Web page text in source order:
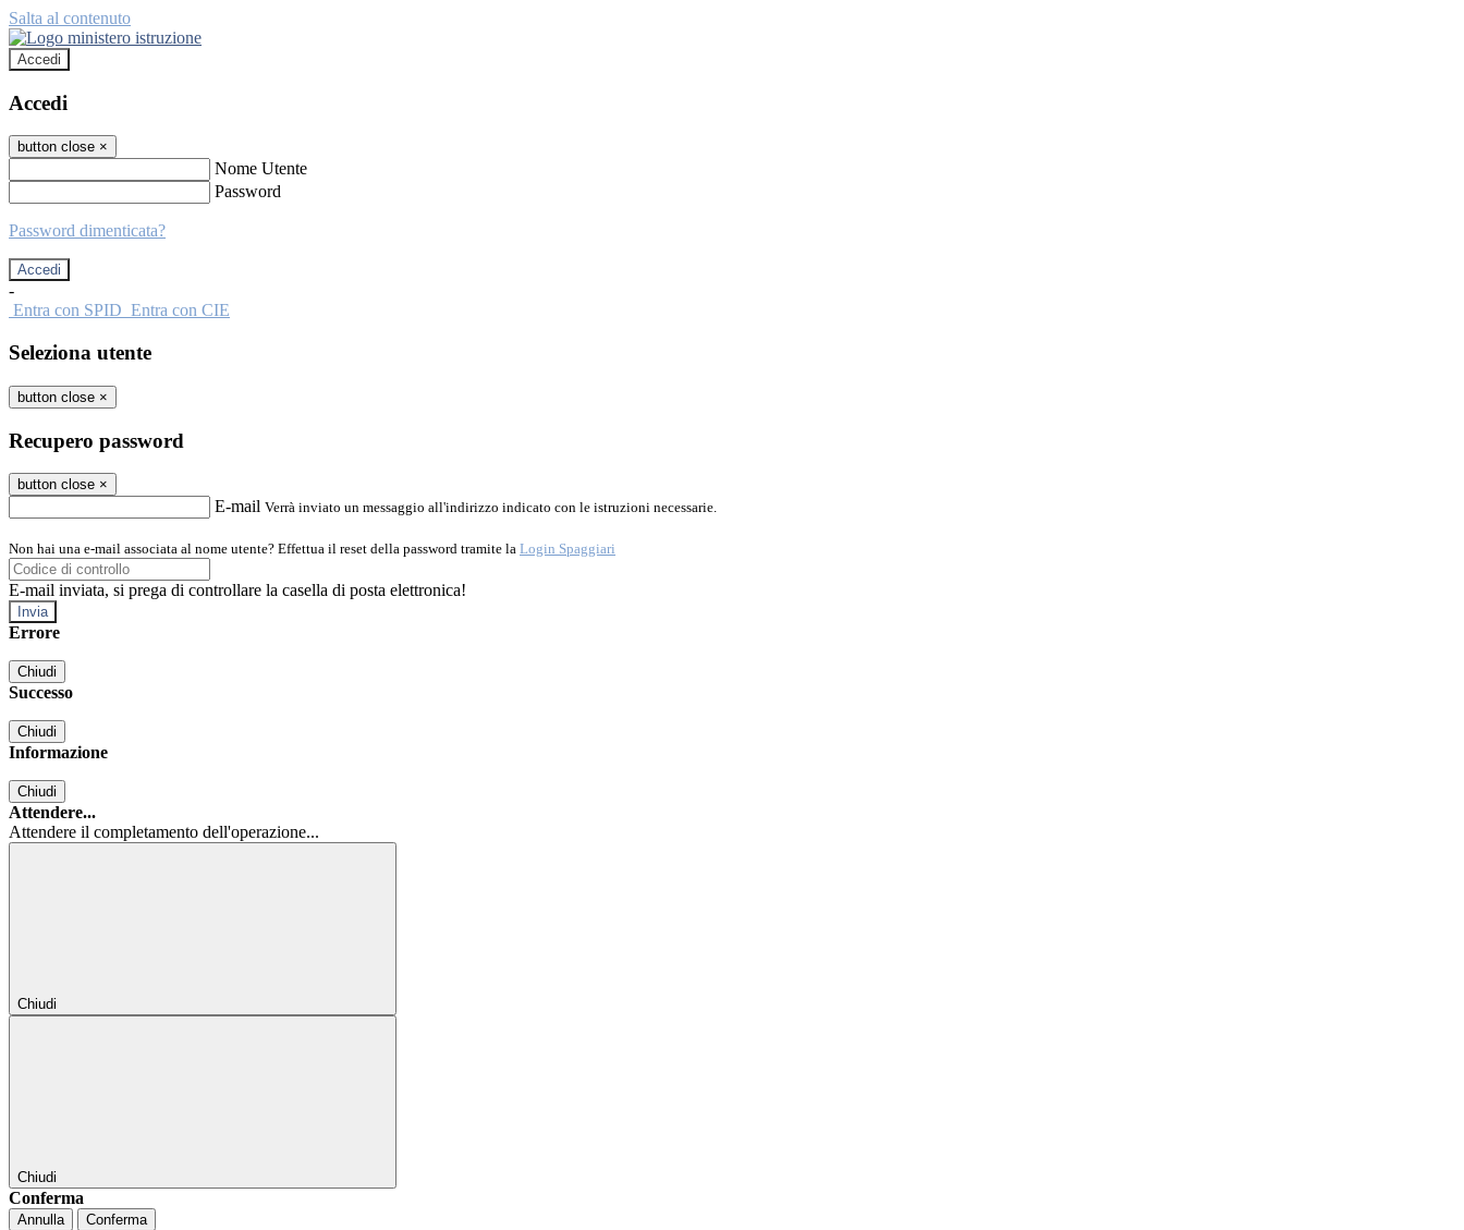
Salta al contenuto
Accedi
Accedi
button close ×
Nome Utente
Password
Password dimenticata?
-
Entra con SPID Entra con CIE
Seleziona utente
button close ×
Recupero password
button close ×
E-mail Verrà inviato un messaggio all'indirizzo indicato con le istruzioni necessarie.
Non hai una e-mail associata al nome utente? Effettua il reset della password tramite la Login Spaggiari
E-mail inviata, si prega di controllare la casella di posta elettronica!
Errore
Chiudi
Successo
Chiudi
Informazione
Chiudi
Attendere...
Attendere il completamento dell'operazione...
Chiudi
Chiudi
Conferma
Annulla Conferma